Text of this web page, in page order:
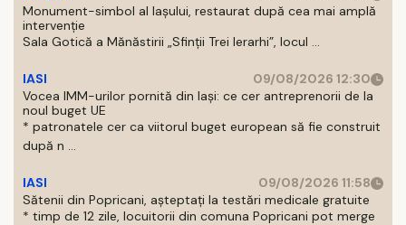
Monument-simbol al Iaşului, restaurat după cea mai amplă
intervenţie
Sala Gotică a Mănăstirii „Sfinţii Trei Ierarhi”, locul ...
IASI
09/08/2026 12:30
Vocea IMM-urilor pornită din Iași: ce cer antreprenorii de la
noul buget UE
* patronatele cer ca viitorul buget european să fie construit
după n ...
IASI
09/08/2026 11:58
Sătenii din Popricani, așteptați la testări medicale gratuite
* timp de 12 zile, locuitorii din comuna Popricani pot merge